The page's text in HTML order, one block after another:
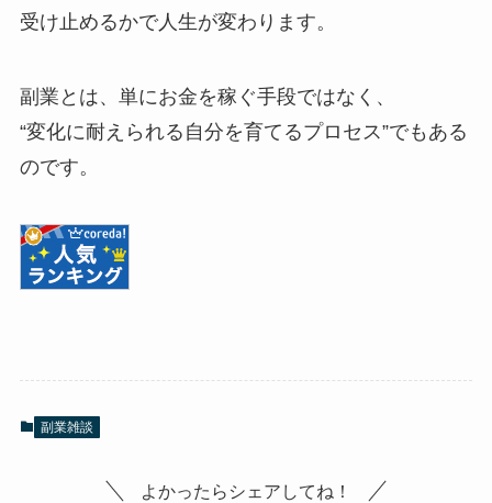
受け止めるかで人生が変わります。
副業とは、単にお金を稼ぐ手段ではなく、
“変化に耐えられる自分を育てるプロセス”でもある
のです。
副業雑談
よかったらシェアしてね！